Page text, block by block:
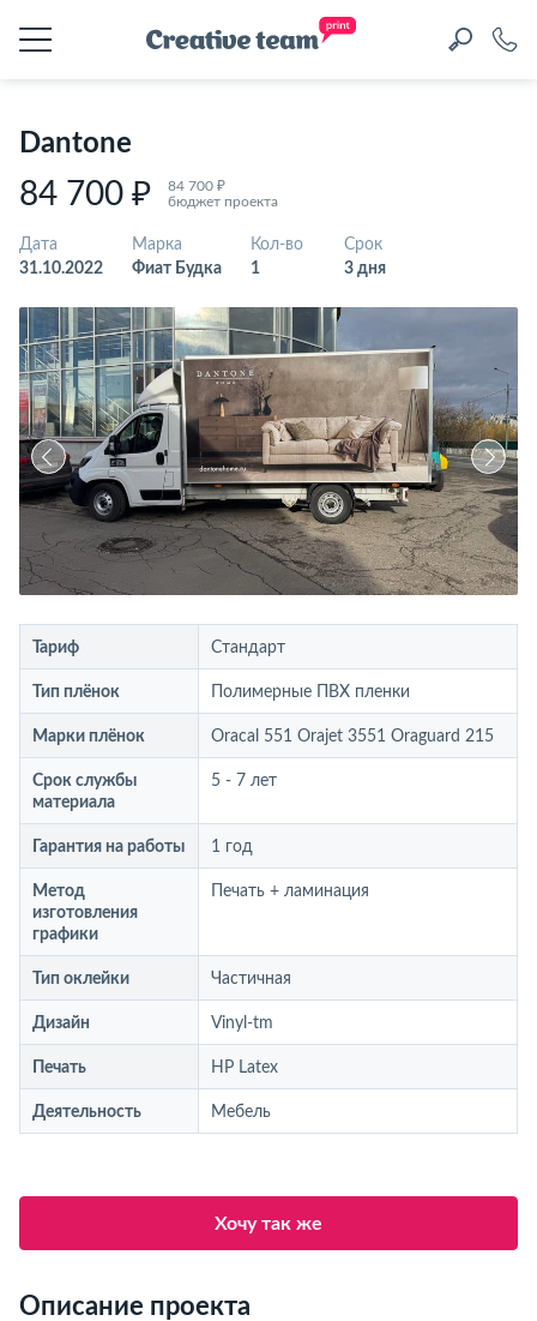
Dantone
84 700 ₽
84 700 ₽
бюджет проекта
Дата
31.10.2022
Марка
Фиат Будка
Кол-во
1
Срок
3 дня
Тариф Стандарт
Тип плёнок Полимерные ПВХ пленки
Марки плёнок Oracal 551 Orajet 3551 Oraguard 215
Срок службы
материала
5 - 7 лет
Гарантия на работы 1 год
Метод
изготовления
графики
Печать + ламинация
Тип оклейки Частичная
Дизайн Vinyl-tm
Печать HP Latex
Деятельность Мебель
Хочу так же
Описание проекта